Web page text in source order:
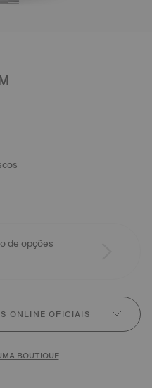
de opções
ONLINE OFICIAIS
BOUTIQUE